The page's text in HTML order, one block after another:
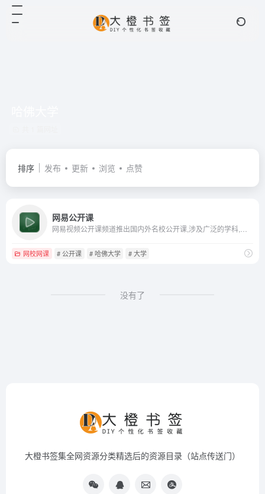
排序 发布 更新 浏览 点赞
网易公开课
网校网课 # 公开课 # 哈佛大学 # 大学
没有了
大橙书签集全网资源分类精选后的资源目录（站点传送门）